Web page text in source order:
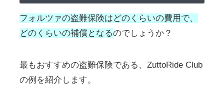
フォルツァの盗難保険はどのくらいの費用で、
どのくらいの補償となるのでしょうか？
最もおすすめの盗難保険である、ZuttoRide Club
の例を紹介します。